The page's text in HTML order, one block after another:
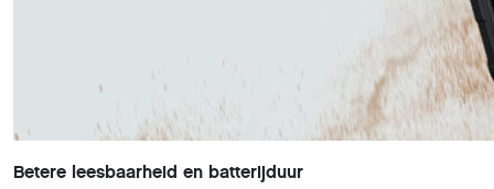
Betere leesbaarheid en batterijduur